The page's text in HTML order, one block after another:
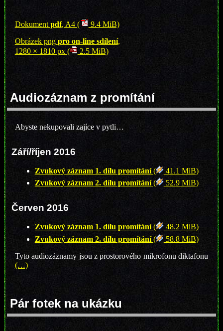
Dokument pdf, A4 (
9.4 MiB)
Obrázek png pro on-line sdílení,
1280 × 1810 px (
2.5 MiB)
Audiozáznam z promítání
Abyste nekupovali zajíce v pytli…
Září/říjen 2016
Zvukový záznam 1. dílu promítání(
41.1 MiB)
Zvukový záznam 2. dílu promítání( 52.9 MiB)
Červen 2016
Zvukový záznam 1. dílu promítání(
48.2 MiB)
Zvukový záznam 2. dílu promítání(
58.8 MiB)
Tyto audiozáznamy jsou z prostorového mikrofonu diktafonu
(…)
Pár fotek na ukázku